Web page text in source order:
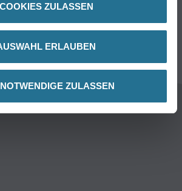
COOKIES ZULASSEN
ERLAUBEN
ZULASSEN